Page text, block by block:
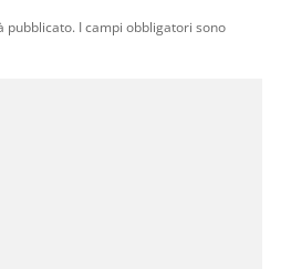
pubblicato. I campi obbligatori sono